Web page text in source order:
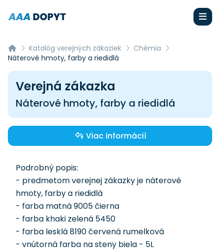
Katalóg verejných zákaziek
Chémia
Náterové hmoty, farby a riedidlá
Verejná zákazka
Náterové hmoty, farby a riedidlá
Viac informácií
Podrobný popis:
- predmetom verejnej zákazky je náterové
hmoty, farby a riedidlá
- farba matná 9005 čierna
- farba khaki zelená 5450
- farba lesklá 8190 červená rumelková
- vnútorná farba na steny biela - 5L